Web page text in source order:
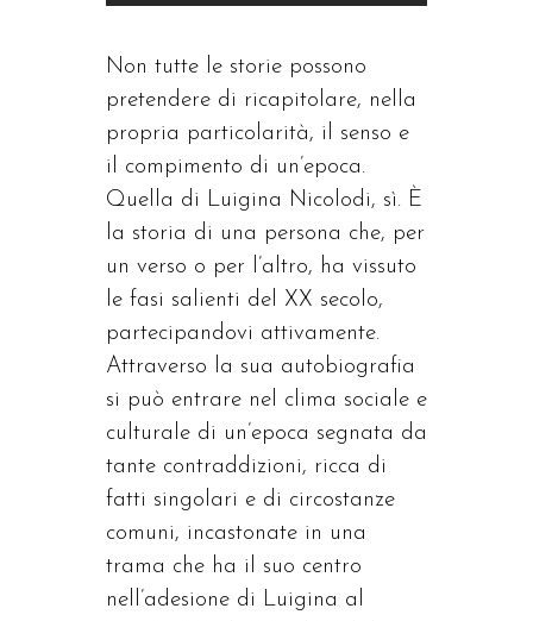
Non tutte le storie possono
pretendere di ricapitolare, nella
propria particolarità, il senso e
il compimento di un’epoca.
Quella di Luigina Nicolodi, sì. È
la storia di una persona che, per
un verso o per l’altro, ha vissuto
le fasi salienti del XX secolo,
partecipandovi attivamente.
Attraverso la sua autobiografia
si può entrare nel clima sociale e
culturale di un’epoca segnata da
tante contraddizioni, ricca di
fatti singolari e di circostanze
comuni, incastonate in una
trama che ha il suo centro
nell’adesione di Luigina al